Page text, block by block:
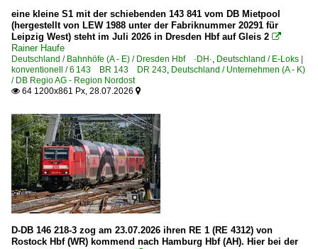
Bw Berlin-Lichtenberg
Bahnhöfe (A - E)
Angermünde
Berlin Hauptbahnhof (Lehrter Bahnhof) ·BL·
Berlin Alexanderplatz
Berlin Gesundbrunnen
Berlin Hohenschönhausen
Berlin Lichtenberg
Berlin Ostbahnhof
Berlin Ostkreuz
2008
2009
2010
2011
2012
2013
2014
2015
2016
2017
eine kleine S1 mit der schiebenden 143 841 vom DB Mietpool
(hergestellt von LEW 1988 unter der Fabriknummer 20291 für
Leipzig West) steht im Juli 2026 in Dresden Hbf auf Gleis 2 
Rainer Haufe
Deutschland / Bahnhöfe (A - E) / Dresden Hbf ·DH·, Deutschland / E-Loks |
konventionell / 6 143 BR 143 DR 243, Deutschland / Unternehmen (A - K)
/ DB Regio AG - Region Nordost
 64 1200x861 Px, 28.07.2026 
D-DB 146 218-3 zog am 23.07.2026 ihren RE 1 (RE 4312) von
Rostock Hbf (WR) kommend nach Hamburg Hbf (AH). Hier bei der